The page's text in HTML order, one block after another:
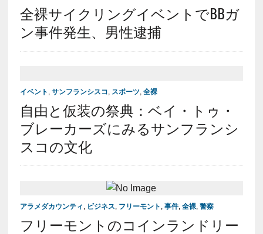
全裸サイクリングイベントでBBガ
ン事件発生、男性逮捕
イベント , サンフランシスコ, スポーツ, 全裸
自由と仮装の祭典：ベイ・トゥ・
ブレーカーズにみるサンフランシ
スコの文化
アラメダカウンティ , ビジネス, フリーモント , 事件, 全裸, 警察
フリーモントのコインランドリー